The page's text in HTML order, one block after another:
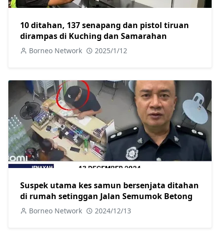
10 ditahan, 137 senapang dan pistol tiruan
dirampas di Kuching dan Samarahan
Borneo Network 2025/1/12
Suspek utama kes samun bersenjata ditahan
di rumah setinggan Jalan Semumok Betong
Borneo Network 2024/12/13